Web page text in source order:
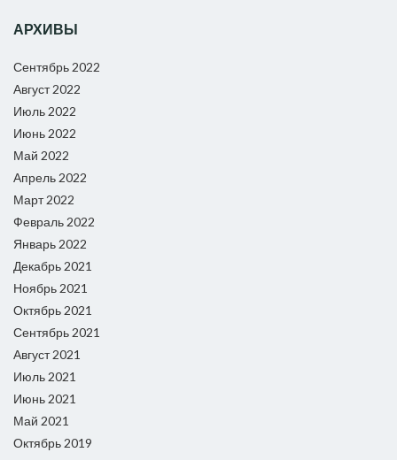
АРХИВЫ
Сентябрь 2022
Август 2022
Июль 2022
Июнь 2022
Май 2022
Апрель 2022
Март 2022
Февраль 2022
Январь 2022
Декабрь 2021
Ноябрь 2021
Октябрь 2021
Сентябрь 2021
Август 2021
Июль 2021
Июнь 2021
Май 2021
Октябрь 2019